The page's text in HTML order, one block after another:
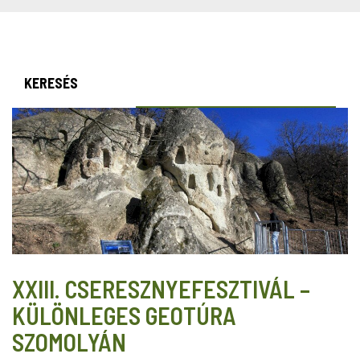
KERESÉS
XXIII. CSERESZNYEFESZTIVÁL –
KÜLÖNLEGES GEOTÚRA
SZOMOLYÁN